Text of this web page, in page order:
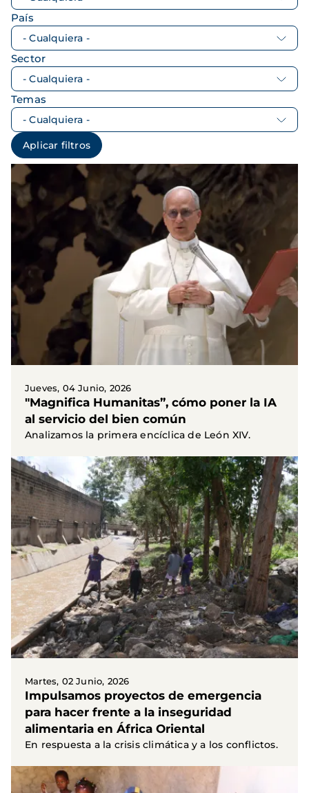
País
Sector
Temas
Jueves, 04 Junio, 2026
"Magnifica Humanitas”, cómo poner la IA
al servicio del bien común
Analizamos la primera encíclica de León XIV.
Martes, 02 Junio, 2026
Impulsamos proyectos de emergencia
para hacer frente a la inseguridad
alimentaria en África Oriental
En respuesta a la crisis climática y a los conflictos.